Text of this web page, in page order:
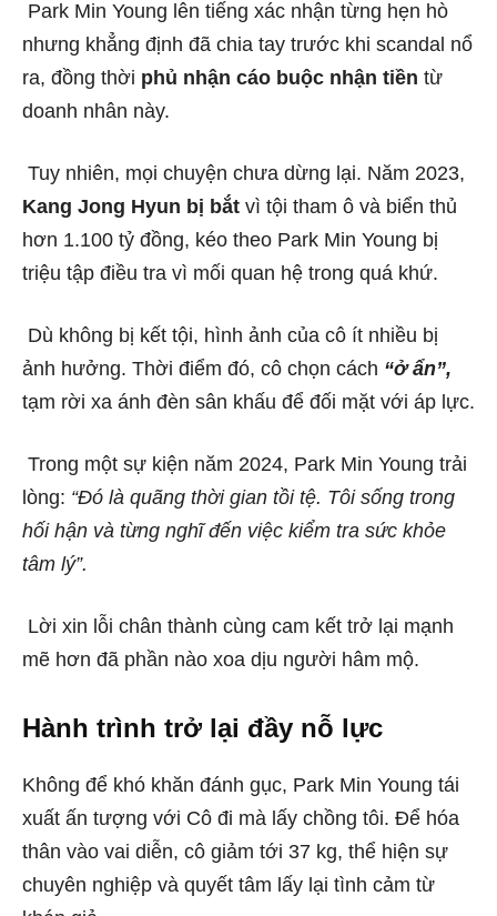
Park Min Young lên tiếng xác nhận từng hẹn hò
nhưng khẳng định đã chia tay trước khi scandal nổ
ra, đồng thời phủ nhận cáo buộc nhận tiền từ
doanh nhân này.
Tuy nhiên, mọi chuyện chưa dừng lại. Năm 2023,
Kang Jong Hyun bị bắt vì tội tham ô và biển thủ
hơn 1.100 tỷ đồng, kéo theo Park Min Young bị
triệu tập điều tra vì mối quan hệ trong quá khứ.
Dù không bị kết tội, hình ảnh của cô ít nhiều bị
ảnh hưởng. Thời điểm đó, cô chọn cách “ở ẩn”,
tạm rời xa ánh đèn sân khấu để đối mặt với áp lực.
Trong một sự kiện năm 2024, Park Min Young trải
lòng: “Đó là quãng thời gian tồi tệ. Tôi sống trong
hối hận và từng nghĩ đến việc kiểm tra sức khỏe
tâm lý”.
Lời xin lỗi chân thành cùng cam kết trở lại mạnh
mẽ hơn đã phần nào xoa dịu người hâm mộ.
Hành trình trở lại đầy nỗ lực
Không để khó khăn đánh gục, Park Min Young tái
xuất ấn tượng với Cô đi mà lấy chồng tôi. Để hóa
thân vào vai diễn, cô giảm tới 37 kg, thể hiện sự
chuyên nghiệp và quyết tâm lấy lại tình cảm từ